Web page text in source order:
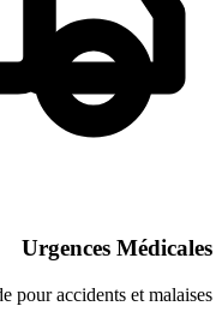
Intervention rapide pour